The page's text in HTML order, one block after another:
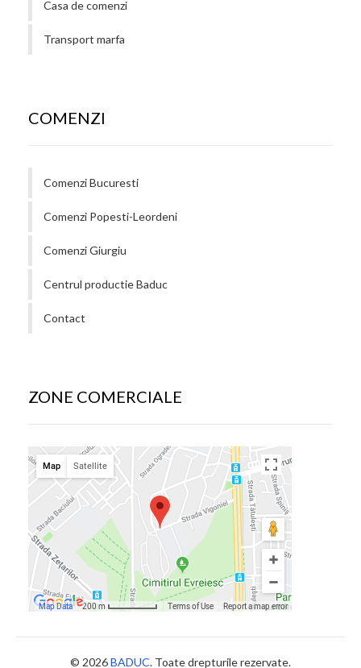
Casa de comenzi
Transport marfa
COMENZI
Comenzi Bucuresti
Comenzi Popesti-Leordeni
Comenzi Giurgiu
Centrul productie Baduc
Contact
ZONE COMERCIALE
© 2026BADUC. Toate drepturile rezervate.